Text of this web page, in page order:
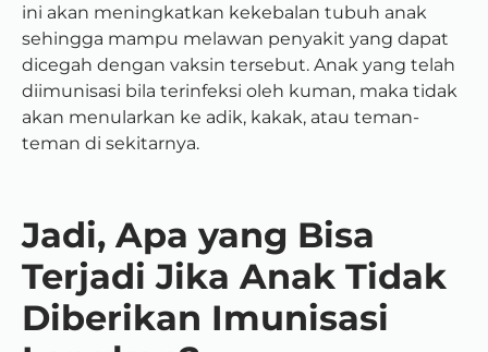
ini akan meningkatkan kekebalan tubuh anak
sehingga mampu melawan penyakit yang dapat
dicegah dengan vaksin tersebut. Anak yang telah
diimunisasi bila terinfeksi oleh kuman, maka tidak
akan menularkan ke adik, kakak, atau teman-
teman di sekitarnya.
Jadi, Apa yang Bisa
Terjadi Jika Anak Tidak
Diberikan Imunisasi